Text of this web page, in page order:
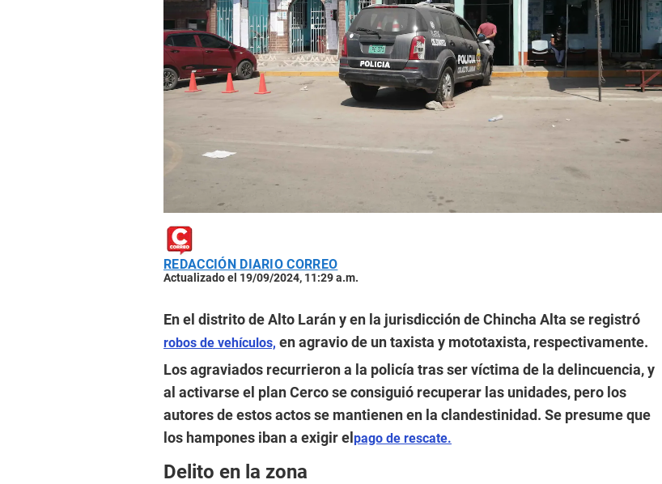
REDACCIÓN DIARIO CORREO
Actualizado el 19/09/2024, 11:29 a.m.
En el distrito de Alto Larán y en la jurisdicción de Chincha Alta se registró
robos de vehículos, en agravio de un taxista y mototaxista, respectivamente.
Los agraviados recurrieron a la policía tras ser víctima de la delincuencia, y
al activarse el plan Cerco se consiguió recuperar las unidades, pero los
autores de estos actos se mantienen en la clandestinidad. Se presume que
los hampones iban a exigir elpago de rescate.
Delito en la zona